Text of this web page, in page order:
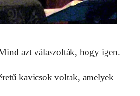
azt válaszolták, hogy igen.
kavicsok voltak, amelyek